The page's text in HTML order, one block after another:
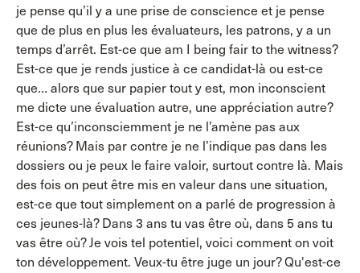
je pense qu’il y a une prise de conscience et je pense
que de plus en plus les évaluateurs, les patrons, y a un
temps d’arrêt. Est-ce que am I being fair to the witness?
Est-ce que je rends justice à ce candidat-là ou est-ce
que… alors que sur papier tout y est, mon inconscient
me dicte une évaluation autre, une appréciation autre?
Est-ce qu’inconsciemment je ne l’amène pas aux
réunions? Mais par contre je ne l’indique pas dans les
dossiers ou je peux le faire valoir, surtout contre là. Mais
des fois on peut être mis en valeur dans une situation,
est-ce que tout simplement on a parlé de progression à
ces jeunes-là? Dans 3 ans tu vas être où, dans 5 ans tu
vas être où? Je vois tel potentiel, voici comment on voit
ton développement. Veux-tu être juge un jour? Qu'est-ce